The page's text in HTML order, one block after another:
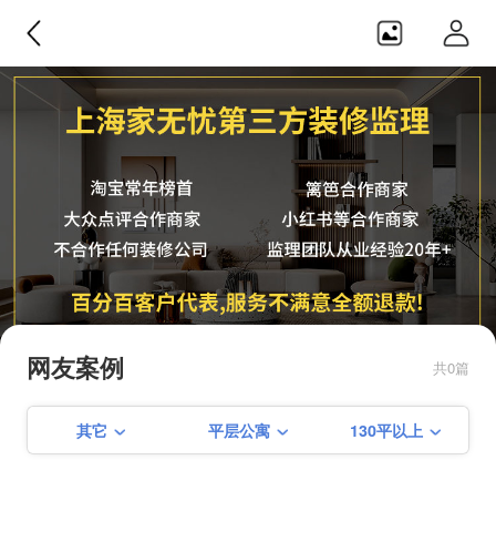
纯正第三方，不合作任何装修公
不满意可全额退款！！
网友案例 共0篇
其它 平层公寓 130平以上